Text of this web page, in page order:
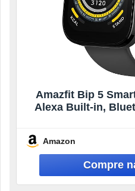
Amazfit Bip 5
Alexa Built-in,
Amazon